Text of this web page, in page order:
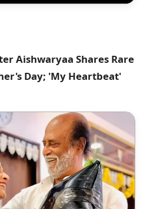
Aishwaryaa Shares Rare
Day; 'My Heartbeat'